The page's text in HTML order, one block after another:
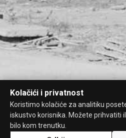
Kolačići i privatnost
Koristimo kolačiće za analitiku
iskustvo korisnika. Možete prihvatiti
bilo kom trenutku.